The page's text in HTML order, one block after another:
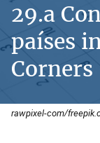
29.a
países
Corners
rawpixel-com/